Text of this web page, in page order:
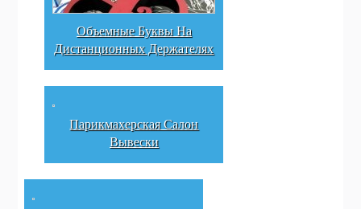
Объемные Буквы На
Дистанционных Держателях
Парикмахерская Салон
Вывески